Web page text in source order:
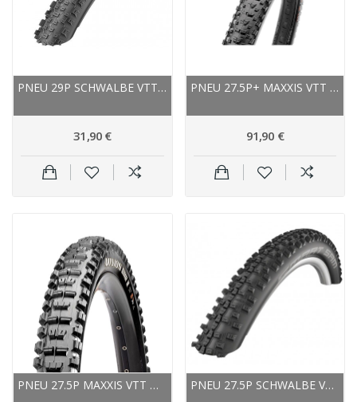
PNEU 29P SCHWALBE VTT RACING RALPH PERFORMANCE
31,90 €
PNEU 27.5P+ MAXXIS VTT REKON+ TUBELESS READY EXO
91,90 €
PNEU 27.5P MAXXIS VTT MINION DHR II EXO... PNEU 27.5P SCHWALBE VTT VAE SMART SAM ADDIX...